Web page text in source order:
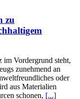
zu
im Vordergrund steht,
zunehmend an
oder
aus Materialien
schonen, [...]